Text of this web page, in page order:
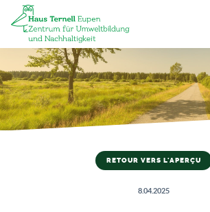
RETOUR VERS L'APERÇU
8.04.2025